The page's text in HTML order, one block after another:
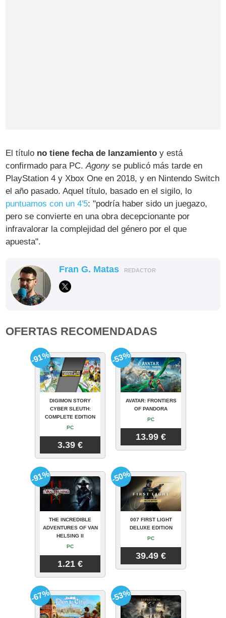
El título no tiene fecha de lanzamiento y está
confirmado para PC.Agony se publicó más tarde en
PlayStation 4 y Xbox One en 2018, y en Nintendo Switch
el año pasado. Aquel título, basado en el sigilo, lo
puntuamos con un 4'5: "podría haber sido un juegazo,
pero se convierte en una obra decepcionante por
infravalorar la complejidad del género por el que
apuesta".
Fran G. Matas REDACTOR
OFERTAS RECOMENDADAS
DIGIMON STORY
CYBER SLEUTH:
COMPLETE EDITION
PC
3.39 €
-91%
AVATAR: FRONTIERS
OF PANDORA
PC
13.99 €
-53%
THE INCREDIBLE
ADVENTURES OF VAN
HELSING II
PC
1.21 €
-91%
007 FIRST LIGHT
DELUXE EDITION
PC
39.49 €
-50%
-67% -53%